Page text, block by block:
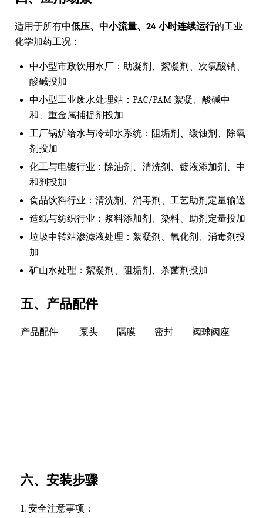
适用于所有中低压、中小流量、24 小时连续运行的工业
化学加药工况：
中小型市政饮用水厂：助凝剂、絮凝剂、次氯酸钠、
酸碱投加
中小型工业废水处理站：PAC/PAM 絮凝、酸碱中
和、重金属捕捉剂投加
工厂锅炉给水与冷却水系统：阻垢剂、缓蚀剂、除氧
剂投加
化工与电镀行业：除油剂、清洗剂、镀液添加剂、中
和剂投加
食品饮料行业：清洗剂、消毒剂、工艺助剂定量输送
造纸与纺织行业：浆料添加剂、染料、助剂定量投加
垃圾中转站渗滤液处理：絮凝剂、氧化剂、消毒剂投
加
矿山水处理：絮凝剂、阻垢剂、杀菌剂投加
五、产品配件
产品配件 泵头 隔膜 密封 阀球阀座
六、安装步骤
1. 安全注意事项：